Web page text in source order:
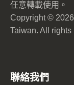
任意轉載使用。
Copyright ©
Taiwan. All rights
聯絡我們